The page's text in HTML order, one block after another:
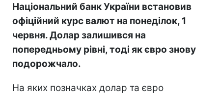
Національний банк України встановив
офіційний курс валют на понеділок, 1
червня. Долар залишився на
попередньому рівні, тоді як євро знову
подорожчало.
На яких позначках долар та євро